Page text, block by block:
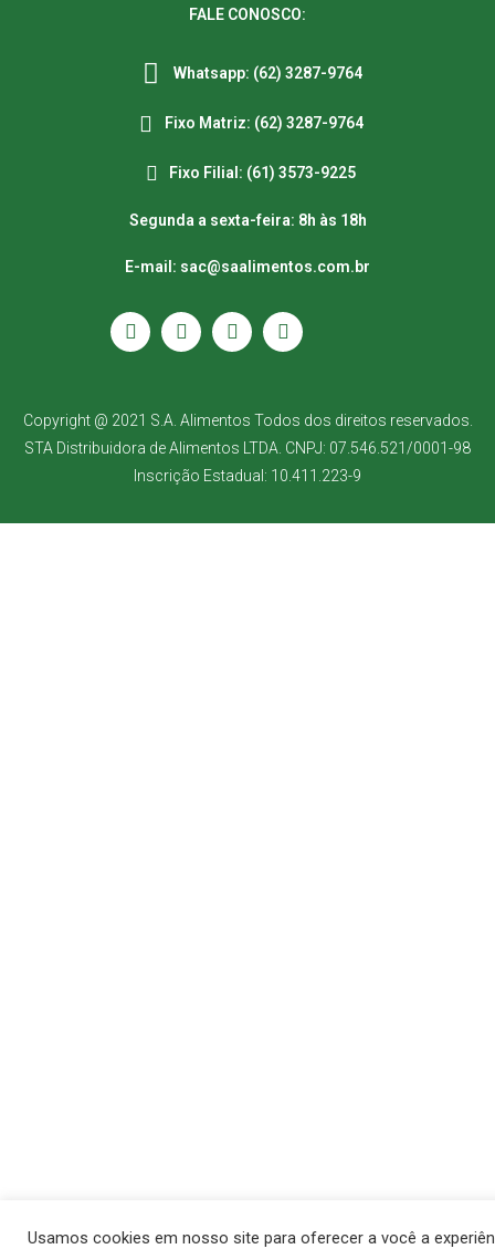
FALE CONOSCO:
Whatsapp: (62) 3287-9764
Fixo Matriz: (62) 3287-9764
Fixo Filial: (61) 3573-9225
Segunda a sexta-feira: 8h às 18h
E-mail: sac@saalimentos.com.br
Copyright @ 2021 S.A. Alimentos Todos dos direitos reservados.
STA Distribuidora de Alimentos LTDA. CNPJ: 07.546.521/0001-98
Inscrição Estadual: 10.411.223-9
Usamos cookies em nosso site para oferecer a você a